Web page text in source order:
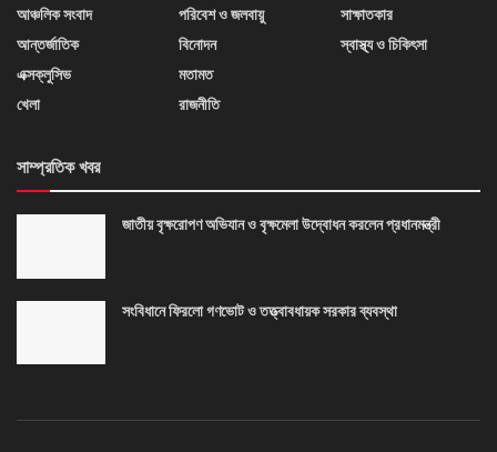
আঞ্চলিক সংবাদ
আন্তর্জাতিক
এক্সক্লুসিভ
খেলা
পরিবেশ ও জলবায়ু
বিনোদন
মতামত
রাজনীতি
সাক্ষাতকার
স্বাস্থ্য ও চিকিৎসা
সাম্প্রতিক খবর
জাতীয় বৃক্ষরোপণ অভিযান ও বৃক্ষমেলা উদ্বোধন করলেন প্রধানমন্ত্রী
সংবিধানে ফিরলো গণভোট ও তত্ত্বাবধায়ক সরকার ব্যবস্থা